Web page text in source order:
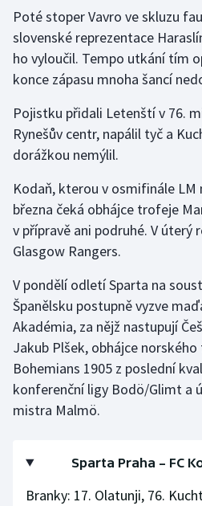
Olympijské hry
Parasport
Plážový volejbal
Ragby
Rychlobruslení
Rychlostní kanoistika
Short track
Sportovní střelba
Stolní tenis
Triatlon
Vodní slalom
Poté stoper Vavro ve skluzu
slovenské reprezentace
ho vyloučil. Tempo utkání tím
konce zápasu mnoha šancí
Pojistku přidali Letenští v 76.
Rynešův centr, napálil tyč a
dorážkou nemýlil.
Kodaň, kterou v osmifinále LM
března čeká obhájce trofeje
v přípravě ani podruhé. V úterý
Glasgow Rangers.
V pondělí odletí Sparta na
Španělsku postupně vyzve
Akadémia, za nějž nastupují
Jakub Plšek, obhájce
Bohemians 1905 z poslední
konferenční ligy Bodö/Glimt a
mistra Malmö.
Sparta Praha – FC
Branky: 17. Olatunji, 76.